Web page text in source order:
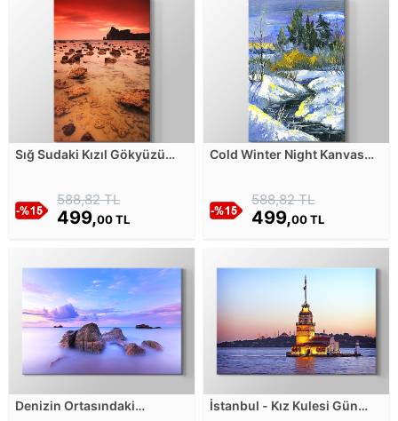
Sığ Sudaki Kızıl Gökyüzü
588,82 TL
499,00 TL
Cold Winter Night Kanvas
588,82 TL
499,00 TL
Denizin Ortasındaki
İstanbul - Kız Kulesi Gün